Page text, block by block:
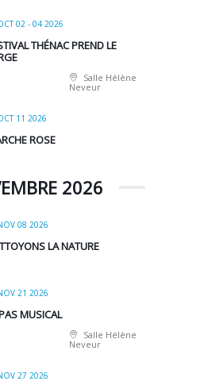
02 - 04 2026
THÉNAC PREND LE
Salle Hélène
Neveur
11 2026
ROSE
2026
08 2026
LA NATURE
21 2026
MUSICAL
Salle Hélène
Neveur
27 2026